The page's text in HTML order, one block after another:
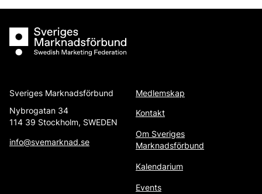
Sveriges Marknadsförbund
Sveriges Marknadsförbund
Nybrogatan 34
114 39 Stockholm, SWEDEN
info@svemarknad.se
Medlemskap
Kontakt
Om Sveriges
Marknadsförbund
Kalendarium
Events